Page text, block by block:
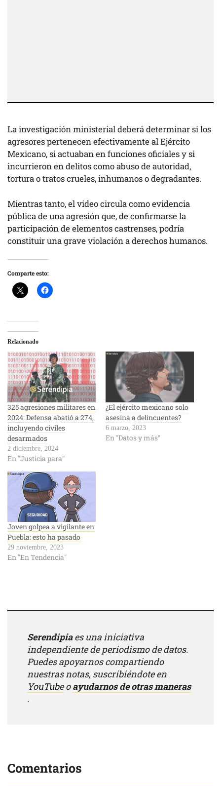
La investigación ministerial deberá determinar si los
agresores pertenecen efectivamente al Ejército
Mexicano, si actuaban en funciones oficiales y si
incurrieron en delitos como abuso de autoridad,
tortura o tratos crueles, inhumanos o degradantes.
Mientras tanto, el video circula como evidencia
pública de una agresión que, de confirmarse la
participación de elementos castrenses, podría
constituir una grave violación a derechos humanos.
Comparte esto:
Relacionado
325 agresiones militares en
2024: Defensa abatió a 274,
incluyendo civiles
desarmados
2 diciembre, 2024
En "Justicia para"
¿El ejército mexicano solo
asesina a delincuentes?
6 marzo, 2023
En "Datos y más"
Joven golpea a vigilante en
Puebla: esto ha pasado
29 noviembre, 2023
En "En Tendencia"
Serendipiaes una iniciativa
independiente de periodismo de datos.
Puedes apoyarnos compartiendo
nuestras notas, suscribiéndote en
YouTubeoayudarnos de otras maneras
.
Comentarios